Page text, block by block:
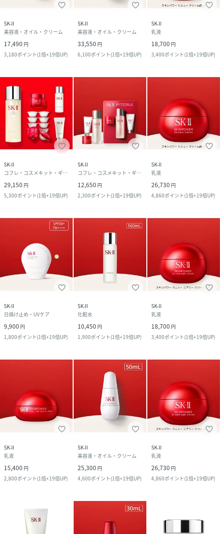
SK-II
美容液・オイル・クリーム
17,490 円
3,180ポイント(1倍+19倍UP)
SK-II
美容液・オイル・クリーム
33,550 円
6,100ポイント(1倍+19倍UP)
SK-II
乳液
18,700 円
3,400ポイント(1倍+19倍UP)
SK-II
コフレ・コスメキット・ギフトセット
29,150 円
5,300ポイント(1倍+19倍UP)
SK-II
コフレ・コスメキット・ギフトセット
12,650 円
2,300ポイント(1倍+19倍UP)
SK-II
乳液
26,730 円
4,860ポイント(1倍+19倍UP)
SK-II
日焼け止め・UVケア
9,900 円
1,800ポイント(1倍+19倍UP)
SK-II
化粧水
10,450 円
1,900ポイント(1倍+19倍UP)
SK-II
乳液
18,700 円
3,400ポイント(1倍+19倍UP)
SK-II
乳液
15,400 円
2,800ポイント(1倍+19倍UP)
SK-II
美容液・オイル・クリーム
25,300 円
4,600ポイント(1倍+19倍UP)
SK-II
乳液
26,730 円
4,860ポイント(1倍+19倍UP)